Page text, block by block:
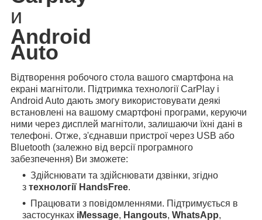
и
Android
Auto
Відтворення робочого стола вашого смартфона на
екрані магнітоли. Підтримка технології CarPlay і
Android Auto дають змогу використовувати деякі
встановлені на вашому смартфоні програми, керуючи
ними через дисплей магнітоли, залишаючи їхні дані в
телефоні. Отже, з'єднавши пристрої через USB або
Bluetooth (залежно від версії програмного
забезпечення) Ви зможете:
Здійснювати та здійснювати дзвінки, згідно
з технології HandsFree.
Працювати з повідомленнями. Підтримується в
застосунках iMessage, Hangouts, WhatsApp,